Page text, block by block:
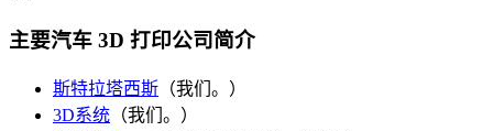
主要汽车 3D 打印公司简介
斯特拉塔西斯 （我们。）
3D系统 （我们。）